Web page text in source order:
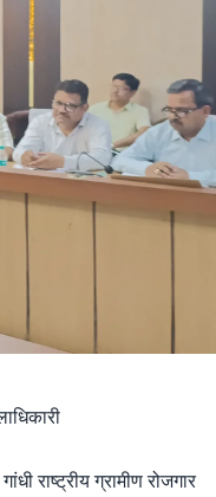
राष्ट्रीय ग्रामीण रोजगार